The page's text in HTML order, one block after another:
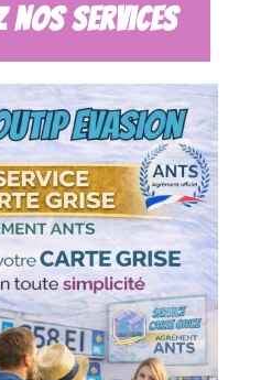
Nos Services